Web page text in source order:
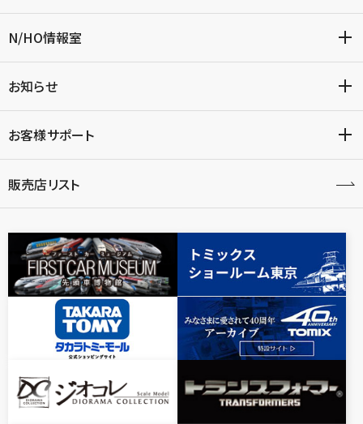
N/HO情報室
お知らせ
お客様サポート
販売店リスト